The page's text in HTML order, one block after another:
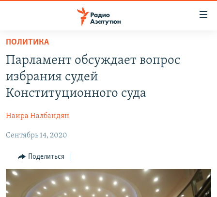
Перейти
основному
содержанию
Перейти
основной
навигации
Перейти
поиску
НОВОСТИ
ПОЛИТИКА
ЭКОНОМИКА
РЕГИОН
НАГОРНЫЙ КАРАБАХ
КУЛЬТУРА
СПОРТ
ПОЛИТИКА
Парламент обсуждает вопрос
избрания судей
Конституционного суда
Наира Налбандян
Сентябрь 14, 2020
Поделиться